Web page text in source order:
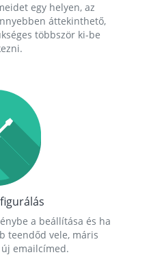
egy helyen, az
áttekinthető,
többször ki-be
a beállítása és ha
teendőd vele, máris
emailcímed.